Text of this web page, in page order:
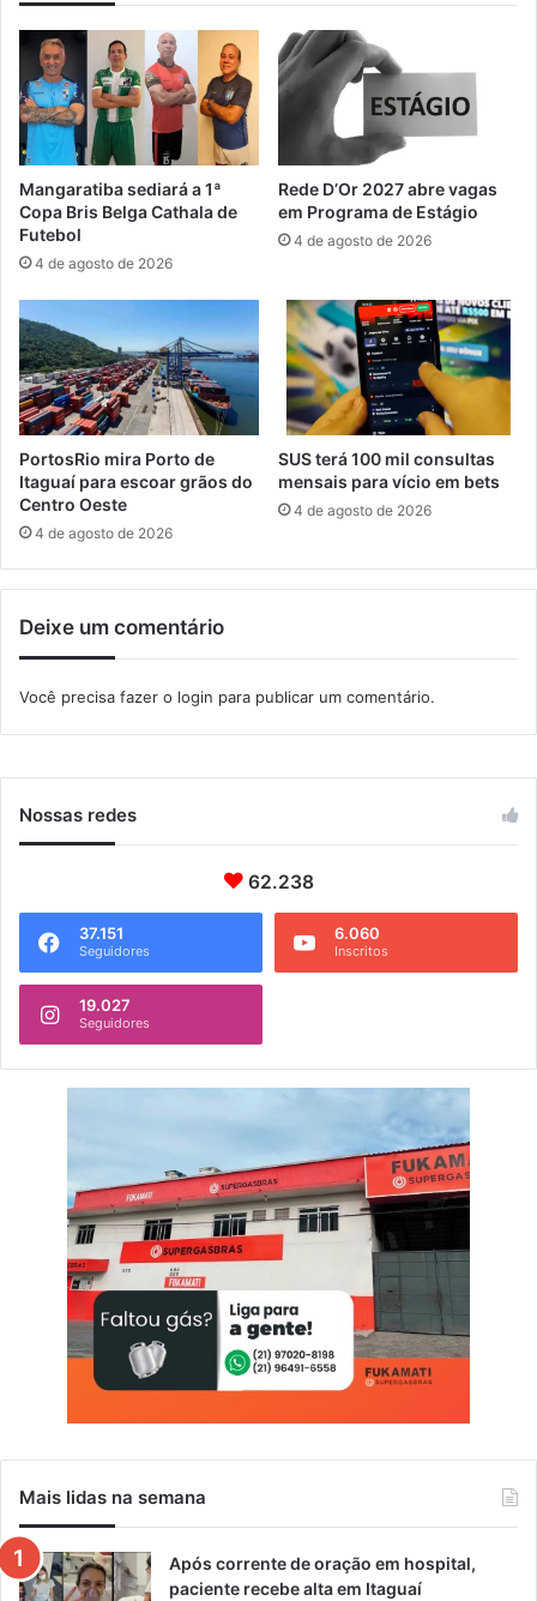
d
a
l
C
n
h
m
b
e
b
e
a
a
n
u
c
i
o
v
o
l
o
t
e
d
e
i
r
i
õ
p
a
i
Mangaratiba sediará a 1ª
Copa Bris Belga Cathala de
Futebol
4 de agosto de 2026
Rede D’Or 2027 abre vagas
em Programa de Estágio
4 de agosto de 2026
PortosRio mira Porto de
Itaguaí para escoar grãos do
Centro Oeste
4 de agosto de 2026
SUS terá 100 mil consultas
mensais para vício em bets
4 de agosto de 2026
Deixe um comentário
Você precisa fazer o login para publicar um comentário.
Nossas redes
62.238
37.151
Seguidores
6.060
Inscritos
19.027
Seguidores
Mais lidas na semana
Após corrente de oração em hospital,
paciente recebe alta em Itaguaí